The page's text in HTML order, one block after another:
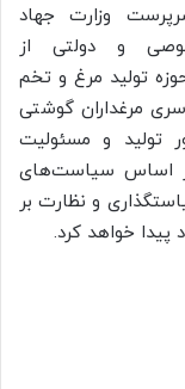
وزارت جهاد
و دولتی از
تولید مرغ و تخم
مرغداران گوشتی
تولید و مسئولیت
اساس سیاست‌های
و نظارت بر
خواهد کرد.